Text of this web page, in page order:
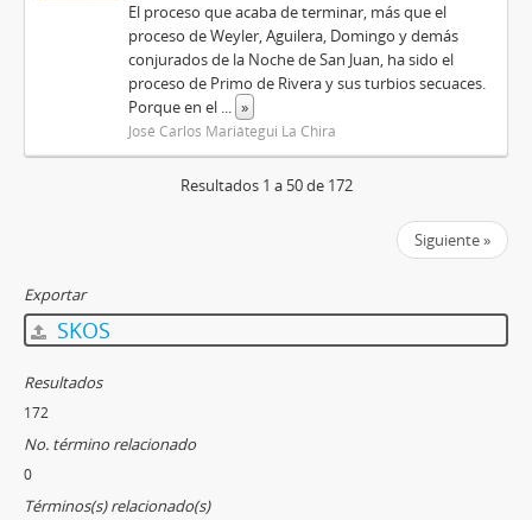
El proceso que acaba de terminar, más que el
proceso de Weyler, Aguilera, Domingo y demás
conjurados de la Noche de San Juan, ha sido el
proceso de Primo de Rivera y sus turbios secuaces.
Porque en el ... »
José Carlos Mariátegui La Chira
Resultados 1 a 50 de 172
Siguiente »
Exportar
SKOS
Resultados
172
No. término relacionado
0
Términos(s) relacionado(s)